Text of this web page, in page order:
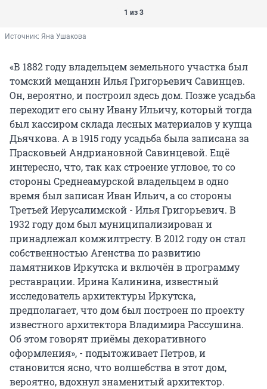
1 из 3
Источник: Яна Ушакова
«В 1882 году владельцем земельного участка был
томский мещанин Илья Григорьевич Савинцев.
Он, вероятно, и построил здесь дом. Позже усадьба
переходит его сыну Ивану Ильичу, который тогда
был кассиром склада лесных материалов у купца
Дьячкова. А в 1915 году усадьба была записана за
Прасковьей Андриановной Савинцевой. Ещё
интересно, что, так как строение угловое, то со
стороны Среднеамурской владельцем в одно
время был записан Иван Ильич, а со стороны
Третьей Иерусалимской - Илья Григорьевич. В
1932 году дом был муниципализирован и
принадлежал комжилтресту. В 2012 году он стал
собственностью Агенства по развитию
памятников Иркутска и включён в программу
реставрации. Ирина Калинина, известный
исследователь архитектуры Иркутска,
предполагает, что дом был построен по проекту
известного архитектора Владимира Рассушина.
Об этом говорят приёмы декоративного
оформления», - подытоживает Петров, и
становится ясно, что волшебства в этот дом,
вероятно, вдохнул знаменитый архитектор.